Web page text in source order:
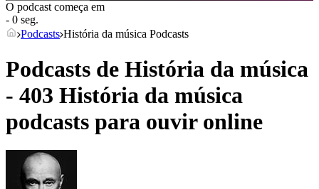
O podcast começa em
- 0 seg.
Podcasts História da música Podcasts
Podcasts de História da música
- 403 História da música
podcasts para ouvir online